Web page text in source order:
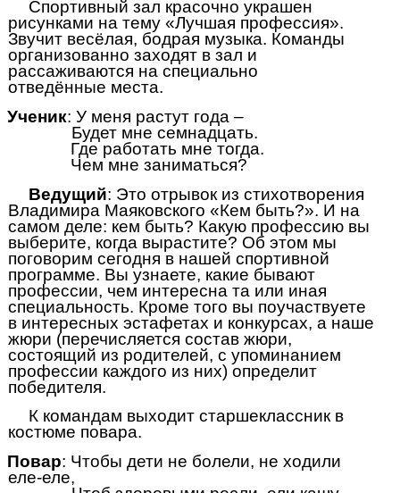
Спортивный зал красочно украшен
рисунками на тему «Лучшая профессия».
Звучит весёлая, бодрая музыка. Команды
организованно заходят в зал и
рассаживаются на специально
отведённые места.
Ученик: У меня растут года –
Будет мне семнадцать.
Где работать мне тогда.
Чем мне заниматься?
Ведущий: Это отрывок из стихотворения
Владимира Маяковского «Кем быть?». И на
самом деле: кем быть? Какую профессию вы
выберите, когда вырастите? Об этом мы
поговорим сегодня в нашей спортивной
программе. Вы узнаете, какие бывают
профессии, чем интересна та или иная
специальность. Кроме того вы поучаствуете
в интересных эстафетах и конкурсах, а наше
жюри (перечисляется состав жюри,
состоящий из родителей, с упоминанием
профессии каждого из них) определит
победителя.
К командам выходит старшеклассник в
костюме повара.
Повар: Чтобы дети не болели, не ходили
еле-еле,